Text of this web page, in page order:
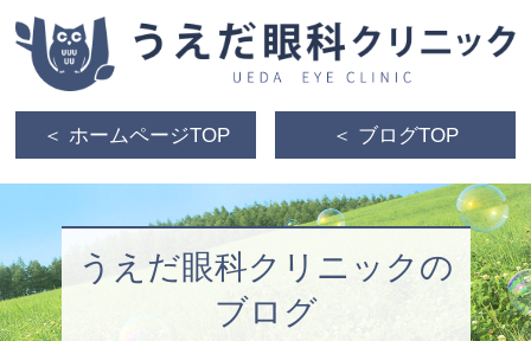
＜ ホームページTOP ＜ ブログTOP
うえだ眼科クリニックの
ブログ